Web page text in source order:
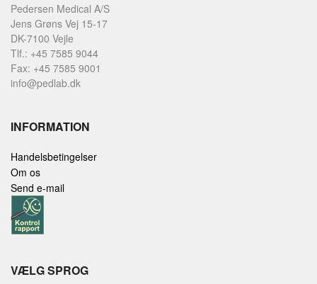
Pedersen Medical A/S
Jens Grøns Vej 15-17
DK-7100 Vejle
Tlf.: +45 7585 9044
Fax: +45 7585 9001
info@pedlab.dk
INFORMATION
Handelsbetingelser
Om os
Send e-mail
VÆLG SPROG